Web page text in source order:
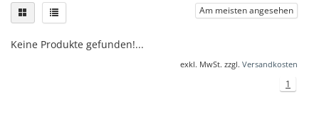
Am meisten angesehen
Keine Produkte gefunden!...
exkl. MwSt. zzgl. Versandkosten
1